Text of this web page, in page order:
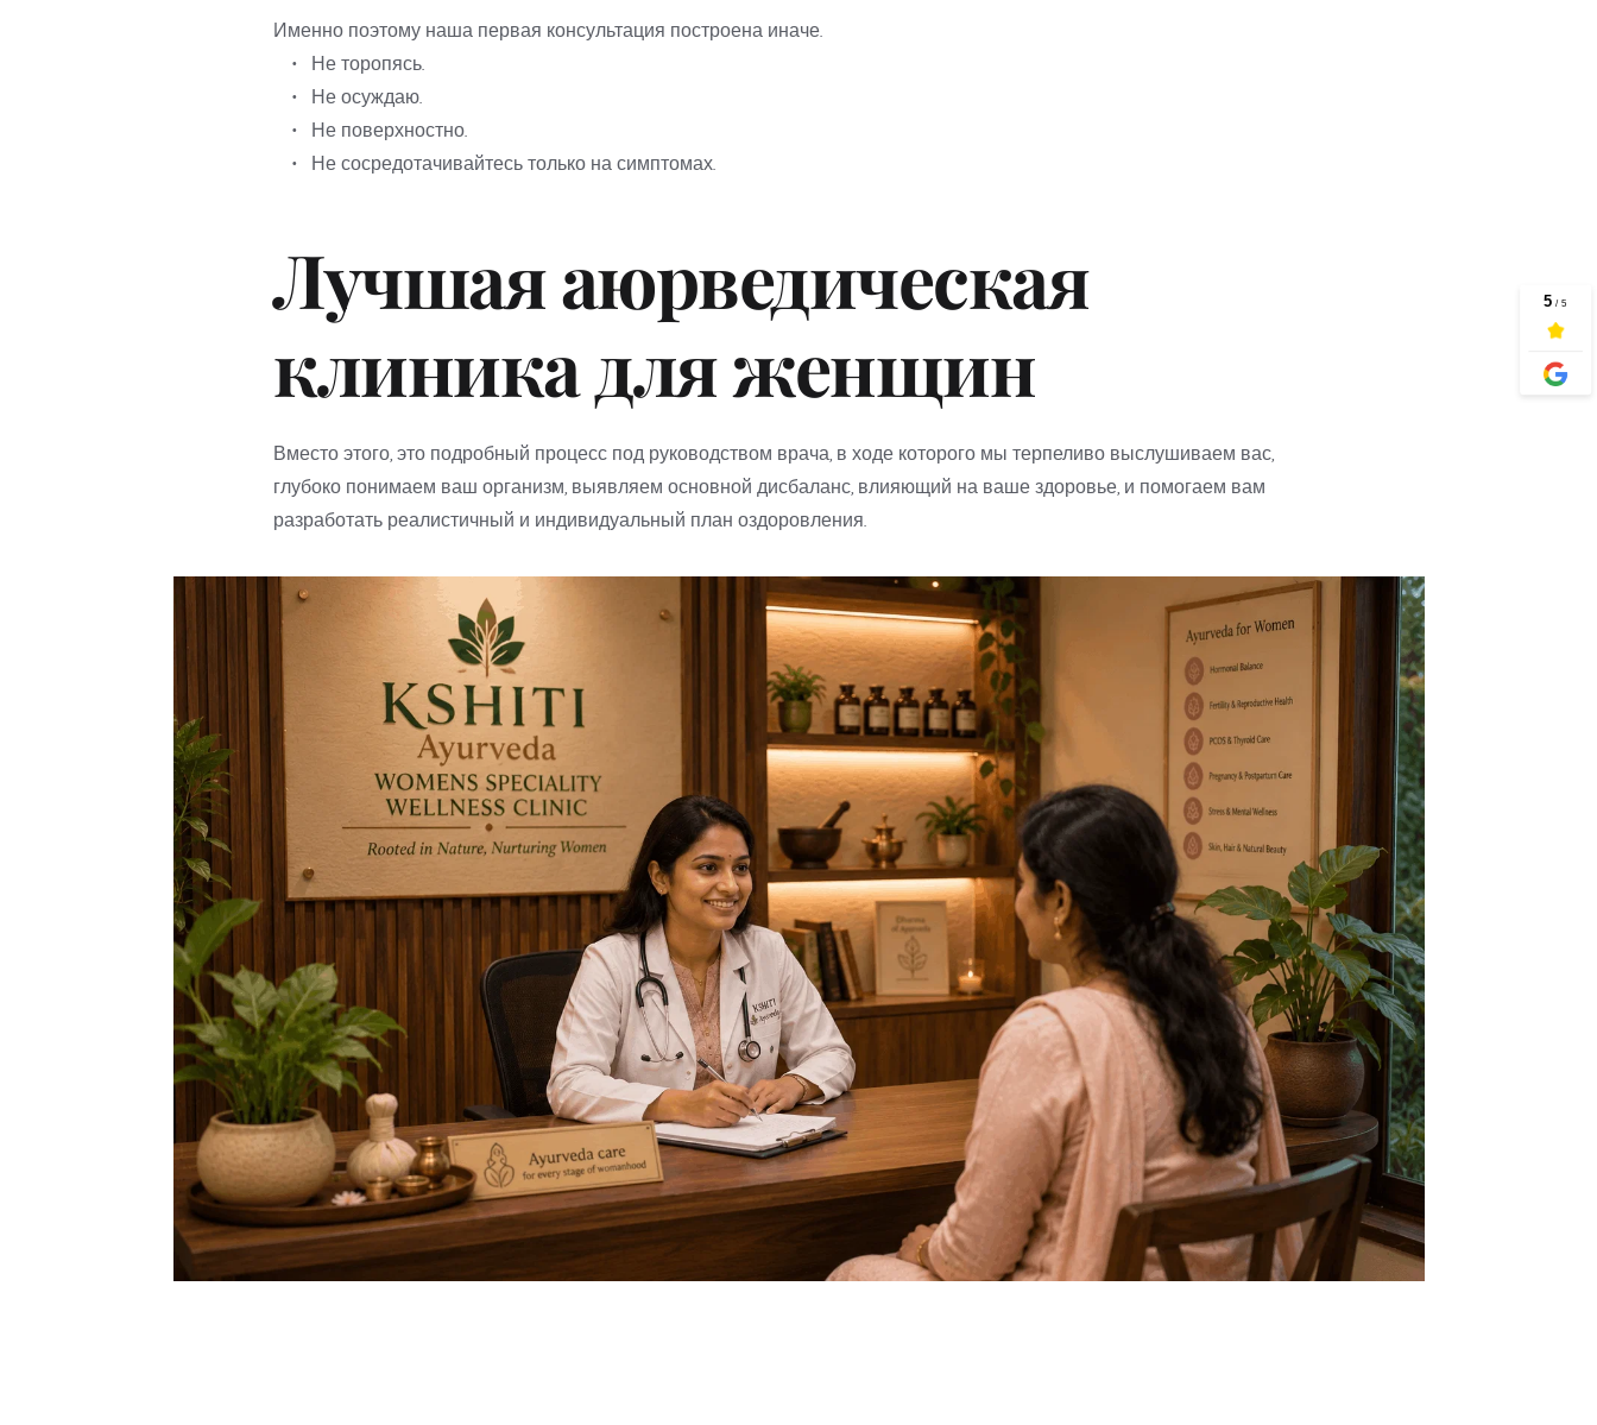
Именно поэтому наша первая консультация построена иначе.
Не торопясь.
Не осуждаю.
Не поверхностно.
Не сосредотачивайтесь только на симптомах.
Лучшая аюрведическая
клиника для женщин
Вместо этого, это подробный процесс под руководством врача, в ходе которого мы терпеливо выслушиваем вас,
глубоко понимаем ваш организм, выявляем основной дисбаланс, влияющий на ваше здоровье, и помогаем вам
разработать реалистичный и индивидуальный план оздоровления.